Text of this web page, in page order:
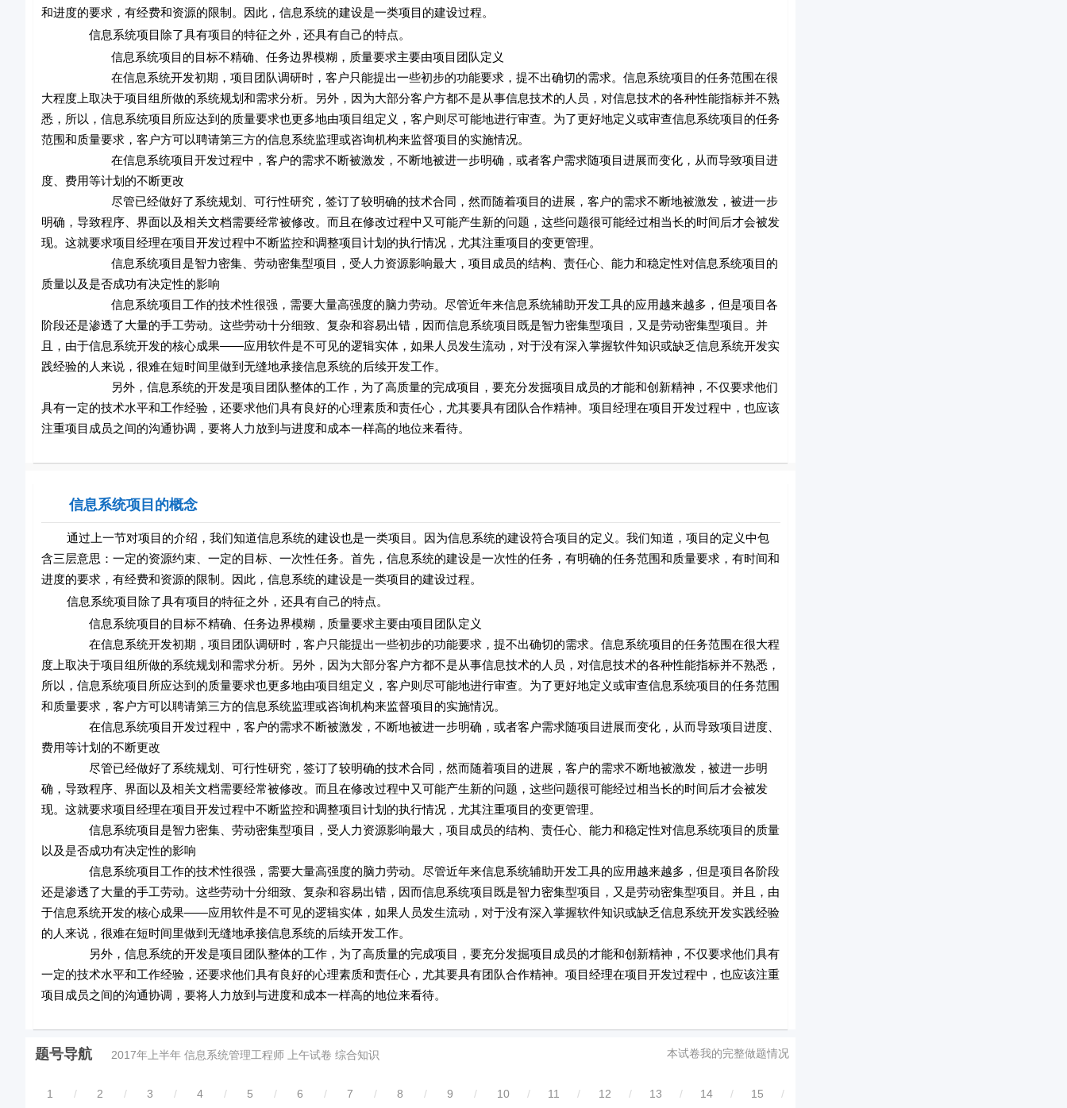
和进度的要求，有经费和资源的限制。因此，信息系统的建设是一类项目的建设过程。
信息系统项目除了具有项目的特征之外，还具有自己的特点。
信息系统项目的目标不精确、任务边界模糊，质量要求主要由项目团队定义
在信息系统开发初期，项目团队调研时，客户只能提出一些初步的功能要求，提不出确切的需求。信息系统项目的任务范围在很
大程度上取决于项目组所做的系统规划和需求分析。另外，因为大部分客户方都不是从事信息技术的人员，对信息技术的各种性能指标并不熟
悉，所以，信息系统项目所应达到的质量要求也更多地由项目组定义，客户则尽可能地进行审查。为了更好地定义或审查信息系统项目的任务
范围和质量要求，客户方可以聘请第三方的信息系统监理或咨询机构来监督项目的实施情况。
在信息系统项目开发过程中，客户的需求不断被激发，不断地被进一步明确，或者客户需求随项目进展而变化，从而导致项目进
度、费用等计划的不断更改
尽管已经做好了系统规划、可行性研究，签订了较明确的技术合同，然而随着项目的进展，客户的需求不断地被激发，被进一步
明确，导致程序、界面以及相关文档需要经常被修改。而且在修改过程中又可能产生新的问题，这些问题很可能经过相当长的时间后才会被发
现。这就要求项目经理在项目开发过程中不断监控和调整项目计划的执行情况，尤其注重项目的变更管理。
信息系统项目是智力密集、劳动密集型项目，受人力资源影响最大，项目成员的结构、责任心、能力和稳定性对信息系统项目的
质量以及是否成功有决定性的影响
信息系统项目工作的技术性很强，需要大量高强度的脑力劳动。尽管近年来信息系统辅助开发工具的应用越来越多，但是项目各
阶段还是渗透了大量的手工劳动。这些劳动十分细致、复杂和容易出错，因而信息系统项目既是智力密集型项目，又是劳动密集型项目。并
且，由于信息系统开发的核心成果——应用软件是不可见的逻辑实体，如果人员发生流动，对于没有深入掌握软件知识或缺乏信息系统开发实
践经验的人来说，很难在短时间里做到无缝地承接信息系统的后续开发工作。
另外，信息系统的开发是项目团队整体的工作，为了高质量的完成项目，要充分发掘项目成员的才能和创新精神，不仅要求他们
具有一定的技术水平和工作经验，还要求他们具有良好的心理素质和责任心，尤其要具有团队合作精神。项目经理在项目开发过程中，也应该
注重项目成员之间的沟通协调，要将人力放到与进度和成本一样高的地位来看待。
信息系统项目的概念
通过上一节对项目的介绍，我们知道信息系统的建设也是一类项目。因为信息系统的建设符合项目的定义。我们知道，项目的定义中包
含三层意思：一定的资源约束、一定的目标、一次性任务。首先，信息系统的建设是一次性的任务，有明确的任务范围和质量要求，有时间和
进度的要求，有经费和资源的限制。因此，信息系统的建设是一类项目的建设过程。
信息系统项目除了具有项目的特征之外，还具有自己的特点。
信息系统项目的目标不精确、任务边界模糊，质量要求主要由项目团队定义
在信息系统开发初期，项目团队调研时，客户只能提出一些初步的功能要求，提不出确切的需求。信息系统项目的任务范围在很大程
度上取决于项目组所做的系统规划和需求分析。另外，因为大部分客户方都不是从事信息技术的人员，对信息技术的各种性能指标并不熟悉，
所以，信息系统项目所应达到的质量要求也更多地由项目组定义，客户则尽可能地进行审查。为了更好地定义或审查信息系统项目的任务范围
和质量要求，客户方可以聘请第三方的信息系统监理或咨询机构来监督项目的实施情况。
在信息系统项目开发过程中，客户的需求不断被激发，不断地被进一步明确，或者客户需求随项目进展而变化，从而导致项目进度、
费用等计划的不断更改
尽管已经做好了系统规划、可行性研究，签订了较明确的技术合同，然而随着项目的进展，客户的需求不断地被激发，被进一步明
确，导致程序、界面以及相关文档需要经常被修改。而且在修改过程中又可能产生新的问题，这些问题很可能经过相当长的时间后才会被发
现。这就要求项目经理在项目开发过程中不断监控和调整项目计划的执行情况，尤其注重项目的变更管理。
信息系统项目是智力密集、劳动密集型项目，受人力资源影响最大，项目成员的结构、责任心、能力和稳定性对信息系统项目的质量
以及是否成功有决定性的影响
信息系统项目工作的技术性很强，需要大量高强度的脑力劳动。尽管近年来信息系统辅助开发工具的应用越来越多，但是项目各阶段
还是渗透了大量的手工劳动。这些劳动十分细致、复杂和容易出错，因而信息系统项目既是智力密集型项目，又是劳动密集型项目。并且，由
于信息系统开发的核心成果——应用软件是不可见的逻辑实体，如果人员发生流动，对于没有深入掌握软件知识或缺乏信息系统开发实践经验
的人来说，很难在短时间里做到无缝地承接信息系统的后续开发工作。
另外，信息系统的开发是项目团队整体的工作，为了高质量的完成项目，要充分发掘项目成员的才能和创新精神，不仅要求他们具有
一定的技术水平和工作经验，还要求他们具有良好的心理素质和责任心，尤其要具有团队合作精神。项目经理在项目开发过程中，也应该注重
项目成员之间的沟通协调，要将人力放到与进度和成本一样高的地位来看待。
题号导航 2017年上半年 信息系统管理工程师 上午试卷 综合知识 本试卷我的完整做题情况
1 / 2 / 3 / 4 / 5 / 6 / 7 / 8 / 9 / 10 / 11 / 12 / 13 / 14 / 15 /